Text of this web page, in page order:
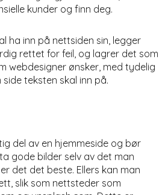
kunder og finn deg.
ha inn på nettsiden sin, legger
rettet for feil, og lagrer det som
webdesigner ønsker, med tydelig
side teksten skal inn på.
del av en hjemmeside og bør
gode bilder selv av det man
det det beste. Ellers kan man
slik som nettsteder som